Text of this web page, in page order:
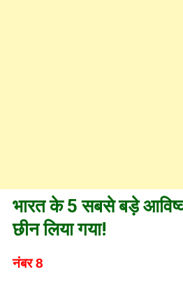
भारत के 5 सबसे बड़े
छीन लिया गया!
नंबर 8